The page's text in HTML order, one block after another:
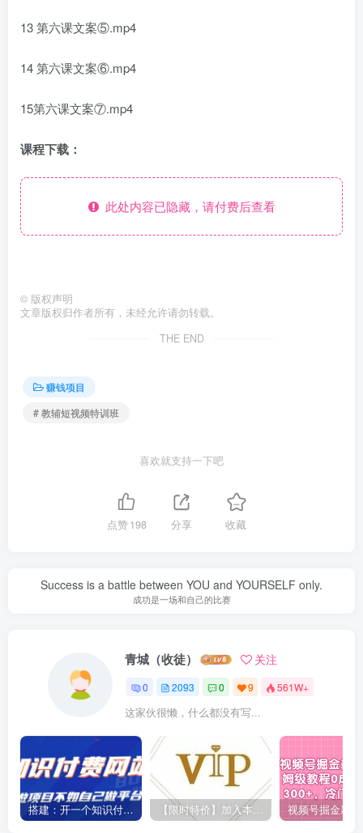
13 第六课文案⑤.mp4
14 第六课文案⑥.mp4
15第六课文案⑦.mp4
课程下载：
此处内容已隐藏，请付费后查看
© 版权声明
文章版权归作者所有，未经允许请勿转载。
THE END
赚钱项目
# 教辅短视频特训班
喜欢就支持一下吧
点赞198 分享 收藏
Success is a battle between YOU and YOURSELF only.
成功是一场和自己的比赛
青城（收徒） 关注
0 2093 0 9 561W+
这家伙很懒，什么都没有写...
搭建：开一个知识付费资源网站，24小时全自动赚钱！ 【限时特价】加入本站VIP会员，海量最新各大团队网赚内部教程全免费，每天持续更新！